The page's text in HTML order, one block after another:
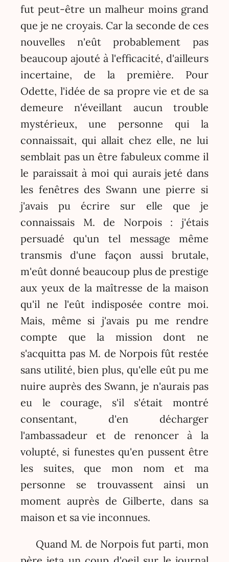
fut peut-être un malheur moins grand
que je ne croyais. Car la seconde de ces
nouvelles n'eût probablement pas
beaucoup ajouté à l'efficacité, d'ailleurs
incertaine, de la première. Pour
Odette, l'idée de sa propre vie et de sa
demeure n'éveillant aucun trouble
mystérieux, une personne qui la
connaissait, qui allait chez elle, ne lui
semblait pas un être fabuleux comme il
le paraissait à moi qui aurais jeté dans
les fenêtres des Swann une pierre si
j'avais pu écrire sur elle que je
connaissais M. de Norpois : j'étais
persuadé qu'un tel message même
transmis d'une façon aussi brutale,
m'eût donné beaucoup plus de prestige
aux yeux de la maîtresse de la maison
qu'il ne l'eût indisposée contre moi.
Mais, même si j'avais pu me rendre
compte que la mission dont ne
s'acquitta pas M. de Norpois fût restée
sans utilité, bien plus, qu'elle eût pu me
nuire auprès des Swann, je n'aurais pas
eu le courage, s'il s'était montré
consentant, d'en décharger
l'ambassadeur et de renoncer à la
volupté, si funestes qu'en pussent être
les suites, que mon nom et ma
personne se trouvassent ainsi un
moment auprès de Gilberte, dans sa
maison et sa vie inconnues.
Quand M. de Norpois fut parti, mon